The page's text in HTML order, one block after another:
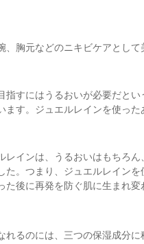
胸元などのニキビケアとして
指すにはうるおいが必要だと
ます。ジュエルレインを使っ
レインは、うるおいはもちろ
た。つまり、ジュエルレイン
後に再発を防ぐ肌に生まれ変
れるのには、三つの保湿成分に